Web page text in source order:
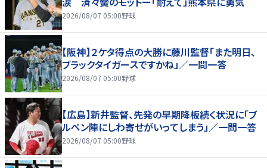
2026/08/07 05:00野球
【阪神】２ケタ得点の大勝に藤川監督「また明日、
ブラックタイガースですかね」／一問一答
2026/08/07 05:00野球
【広島】新井監督、先発の早期降板続く状況に「ブ
ルペン陣にしわ寄せがいってしまう」／一問一答
2026/08/07 05:00野球